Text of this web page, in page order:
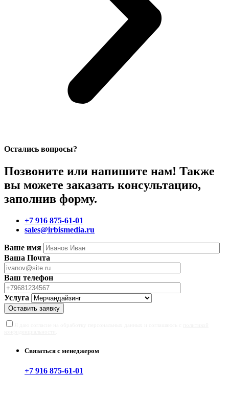
Остались вопросы?
Позвоните или напишите нам! Также
вы можете заказать консультацию,
заполнив форму.
+7 916 875-61-01
sales@irbismedia.ru
Ваше имя
Ваша Почта
Ваш телефон
Услуга
Оставить заявку
Связаться с менеджером
+7 916 875-61-01